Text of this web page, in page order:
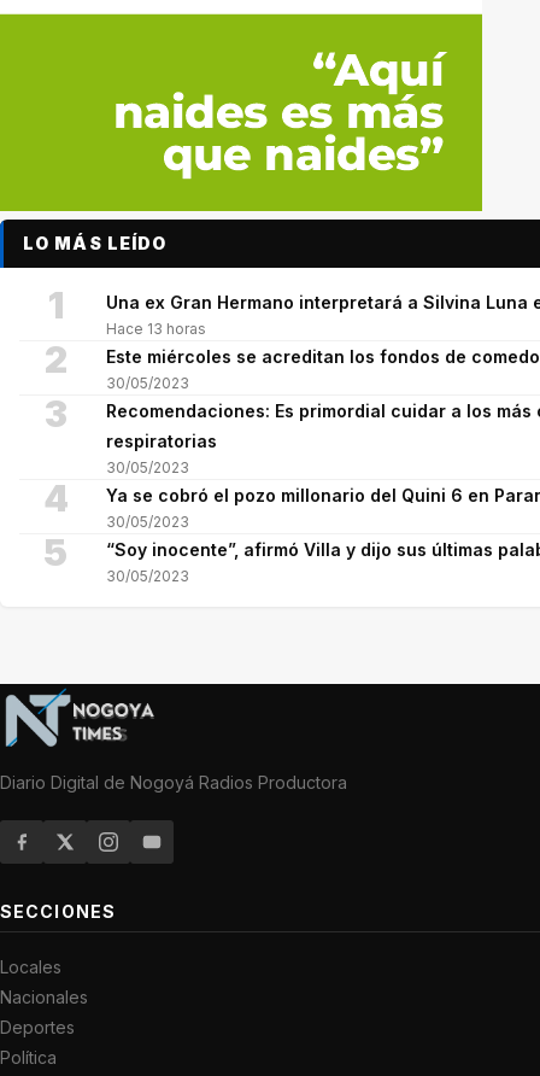
LO MÁS LEÍDO
1 Una ex Gran Hermano interpretará a Silvina
Hace 13 horas
2 Este miércoles se acreditan los fondos de
30/05/2023
3
Recomendaciones: Es primordial cuidar a los
respiratorias
30/05/2023
4 Ya se cobró el pozo millonario del Quini 6 en
30/05/2023
5 “Soy inocente”, afirmó Villa y dijo sus últimas
30/05/2023
Diario Digital de Nogoyá Radios Productora
SECCIONES
Locales
Nacionales
Deportes
Política